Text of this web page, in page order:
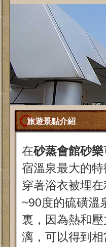
旅遊景點介紹
在砂蒸會館砂樂
宿溫泉最大的特
穿著浴衣被埋
~90度的硫磺溫
裏，因為熱和
漓，可以得到